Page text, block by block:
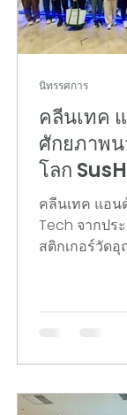
คลีนเทค
ศักยภาพน
โลก
2026
คลีนเทค แอน
Tech จากปร
สติกเกอร์วัดอุ
ตอกย้ำความ
บุญเฟื่อง ผู้อำ
นิทรรศการ